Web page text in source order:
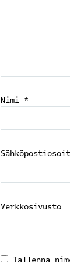
Nimi *
Verkkosivusto
Tallenna